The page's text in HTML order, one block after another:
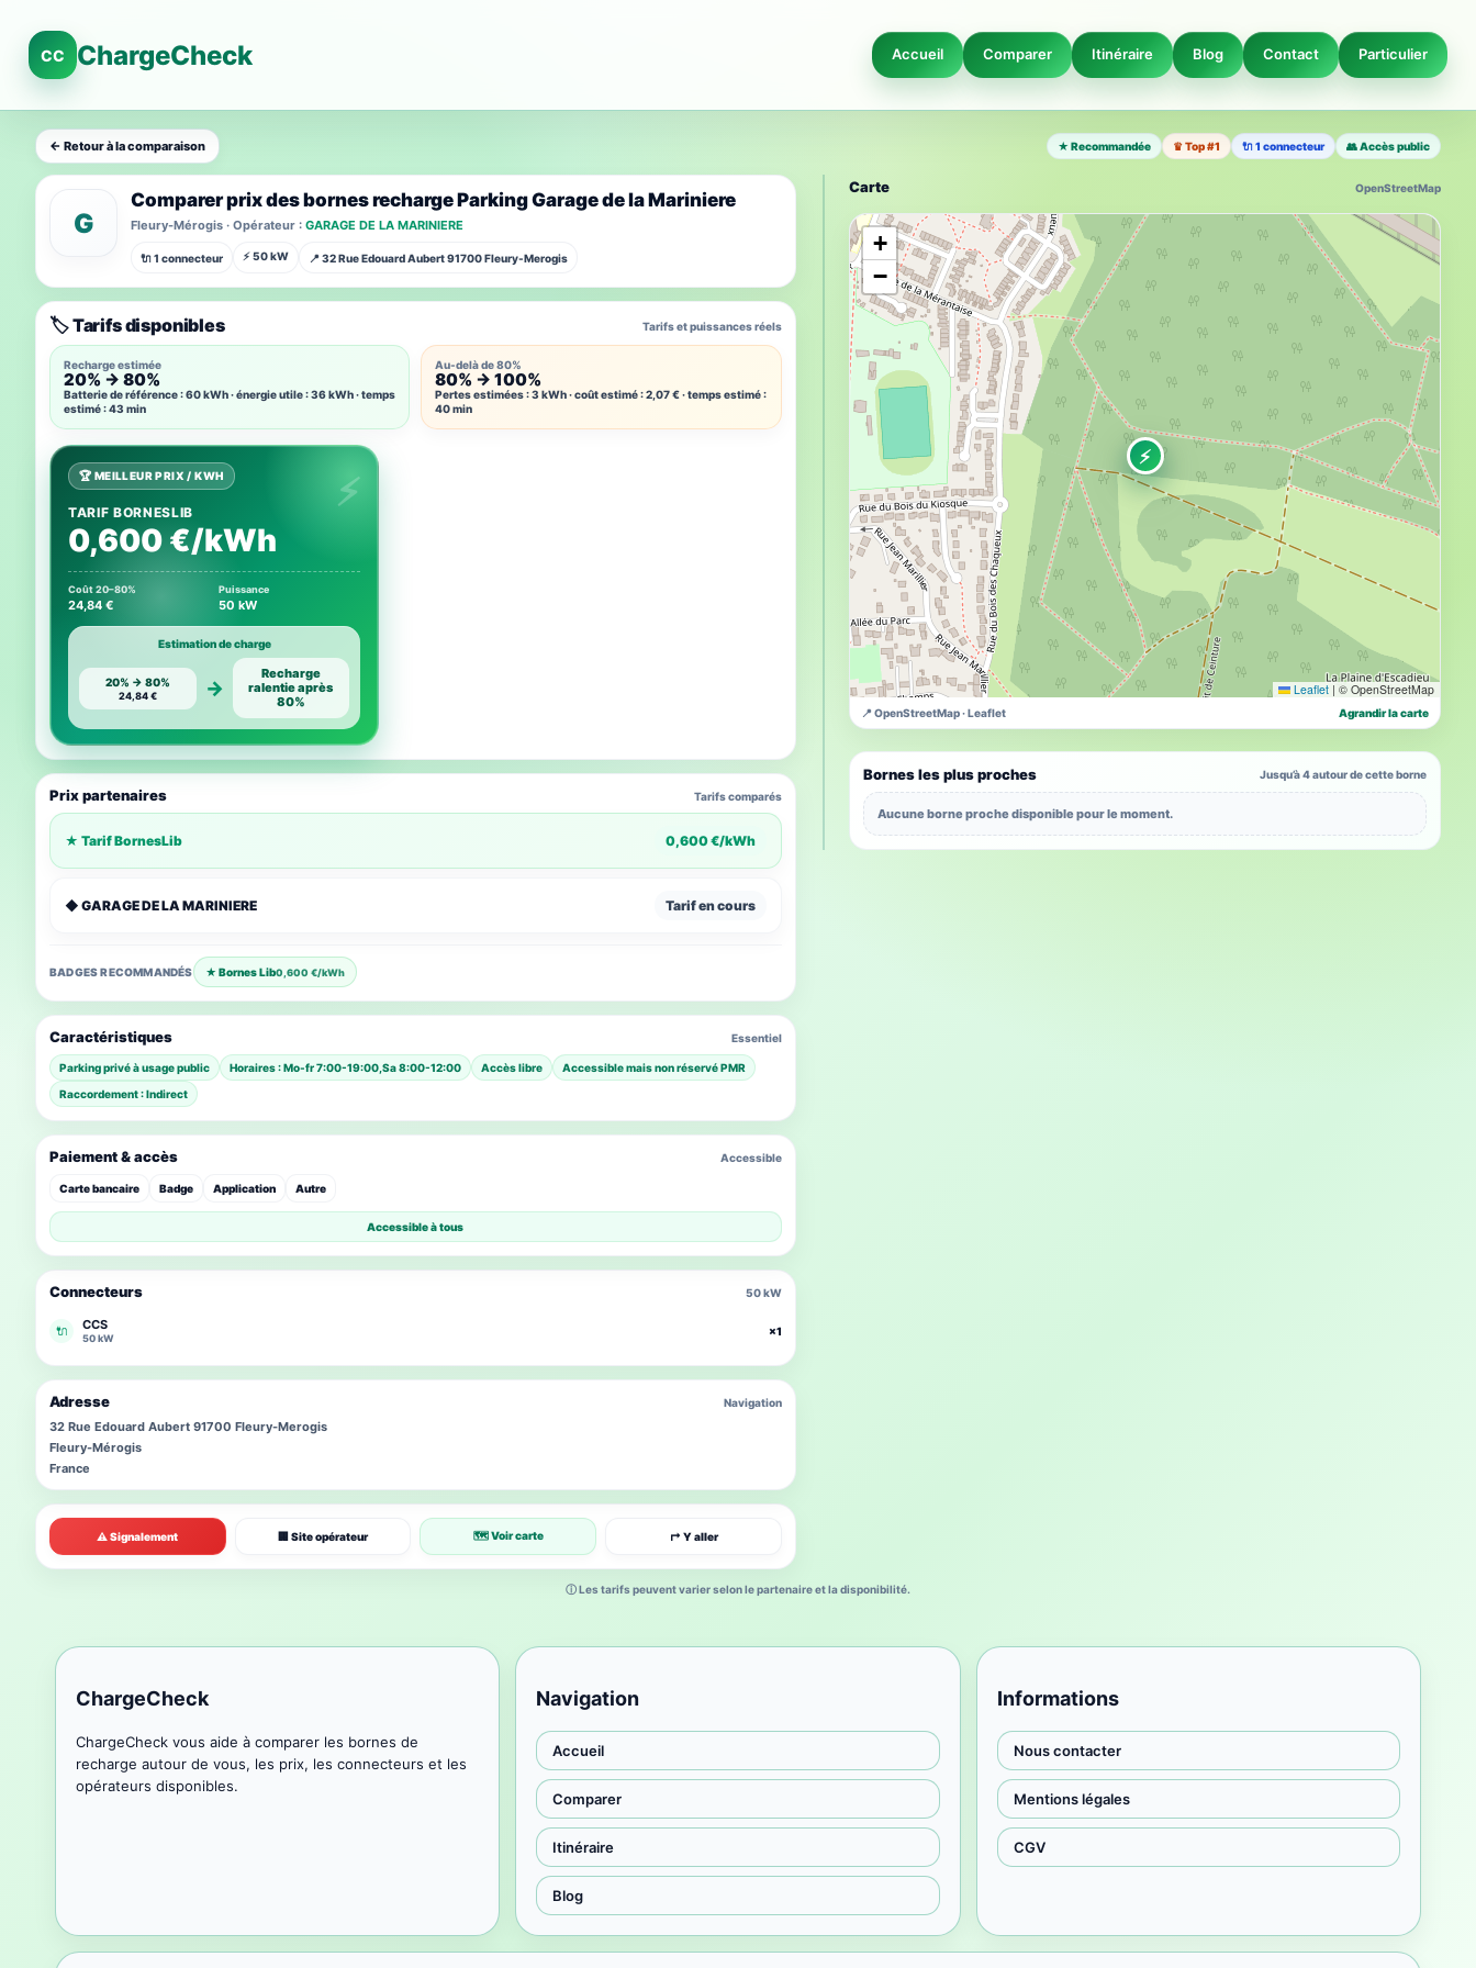
CC ChargeCheck Accueil Comparer Itinéraire Blog Contact Particulier
← Retour à la comparaison ★ Recommandée ♛ Top #1 🔌 1 connecteur 👥 Accès public
G
Comparer prix des bornes recharge Parking Garage de la Mariniere
Fleury-Mérogis · Opérateur : GARAGE DE LA MARINIERE
🔌 1 connecteur ⚡ 50 kW 📍 32 Rue Edouard Aubert 91700 Fleury-Merogis
Carte OpenStreetMap
⚡
+
−
Leaflet | © OpenStreetMap
📍 OpenStreetMap · Leaflet Agrandir la carte
Bornes les plus proches Jusqu’à 4 autour de cette borne
Aucune borne proche disponible pour le moment.
🏷️ Tarifs disponibles Tarifs et puissances réels
Recharge estimée
20% → 80%
Batterie de référence : 60 kWh · énergie utile : 36 kWh · temps
estimé : 43 min
Au-delà de 80%
80% → 100%
Pertes estimées : 3 kWh · coût estimé : 2,07 € · temps estimé :
40 min
🏆 MEILLEUR PRIX / KWH
TARIF BORNESLIB
0,600 €/kWh
Coût 20–80%
24,84 €
Puissance
50 kW
Estimation de charge
20% → 80%
24,84 € →
Recharge
ralentie après
80%
Prix partenaires Tarifs comparés
★ Tarif BornesLib 0,600 €/kWh
◆ GARAGE DE LA MARINIERE Tarif en cours
BADGES RECOMMANDÉS ★ Bornes Lib0,600 €/kWh
⚠ Signalement 🏢 Site opérateur 🗺 Voir carte ↱ Y aller
Caractéristiques Essentiel
Parking privé à usage public Horaires : Mo-fr 7:00-19:00,Sa 8:00-12:00 Accès libre
Accessible mais non réservé PMR
Raccordement : Indirect
Connecteurs 50 kW
🔌 CCS
50 kW
×1
Paiement & accès Accessible
Carte bancaire Badge Application Autre
Accessible à tous
Adresse Navigation
32 Rue Edouard Aubert 91700 Fleury-Merogis
Fleury-Mérogis
France
ⓘ Les tarifs peuvent varier selon le partenaire et la disponibilité.
ChargeCheck
ChargeCheck vous aide à comparer les bornes de
recharge autour de vous, les prix, les connecteurs et les
opérateurs disponibles.
Navigation
Accueil
Comparer
Itinéraire
Blog
Informations
Nous contacter
Mentions légales
CGV